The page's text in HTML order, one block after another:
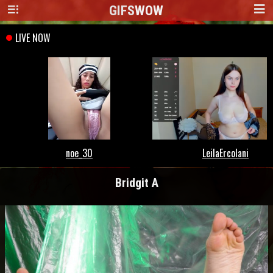
GIFSWOW
Bridgit A